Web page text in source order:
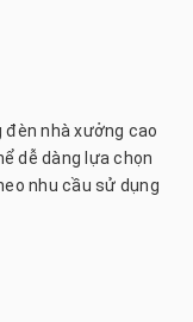
đèn nhà xưởng cao
dễ dàng lựa chọn
nhu cầu sử dụng